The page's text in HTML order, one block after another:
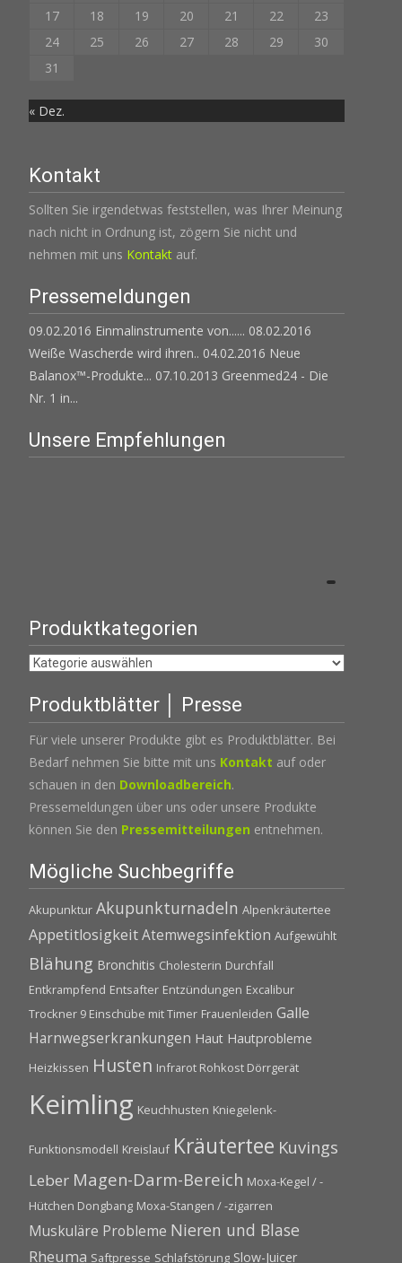
17
18 19 20 21 22
23
24
25 26 27 28 29
30
31
« Dez.
Kontakt
Sollten Sie irgendetwas feststellen, was Ihrer Meinung
nach nicht in Ordnung ist, zögern Sie nicht und
nehmen mit uns Kontakt auf.
Pressemeldungen
09.02.2016 Einmalinstrumente von...... 08.02.2016
Weiße Wascherde wird ihren.. 04.02.2016 Neue
Balanox™-Produkte... 07.10.2013 Greenmed24 - Die
Nr. 1 in...
Unsere Empfehlungen
Produktkategorien
Produktblätter │ Presse
Für viele unserer Produkte gibt es Produktblätter. Bei
Bedarf nehmen Sie bitte mit uns Kontakt auf oder
schauen in den Downloadbereich.
Pressemeldungen über uns oder unsere Produkte
können Sie den Pressemitteilungen entnehmen.
Mögliche Suchbegriffe
Akupunktur Akupunkturnadeln Alpenkräutertee
AppetitlosigkeitAtemwegsinfektion Aufgewühlt
Blähung Bronchitis Cholesterin Durchfall
Entkrampfend Entsafter Entzündungen Excalibur
Trockner 9 Einschübe mit Timer Frauenleiden Galle
Harnwegserkrankungen Haut Hautprobleme
Heizkissen Husten Infrarot Rohkost Dörrgerät
Keimling Keuchhusten Kniegelenk-
Funktionsmodell Kreislauf Kräutertee Kuvings
Leber Magen-Darm-Bereich Moxa-Kegel / -
Hütchen Dongbang Moxa-Stangen / -zigarren
Muskuläre Probleme Nieren und Blase
Rheuma Saftpresse Schlafstörung Slow-Juicer